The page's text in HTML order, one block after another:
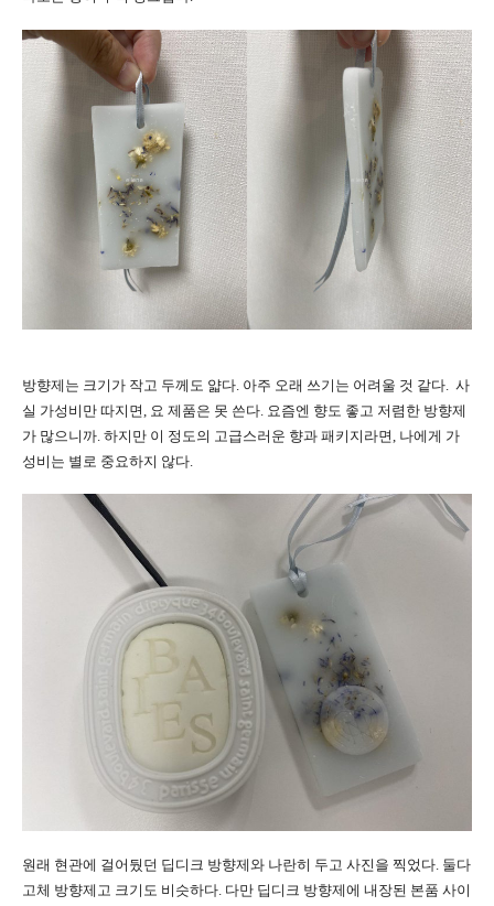
방향제는 크기가 작고 두께도 얇다. 아주 오래 쓰기는 어려울 것 같다. 사
실 가성비만 따지면, 요 제품은 못 쓴다. 요즘엔 향도 좋고 저렴한 방향제
가 많으니까. 하지만 이 정도의 고급스러운 향과 패키지라면, 나에게 가
성비는 별로 중요하지 않다.
원래 현관에 걸어뒀던 딥디크 방향제와 나란히 두고 사진을 찍었다. 둘다
고체 방향제고 크기도 비슷하다. 다만 딥디크 방향제에 내장된 본품 사이